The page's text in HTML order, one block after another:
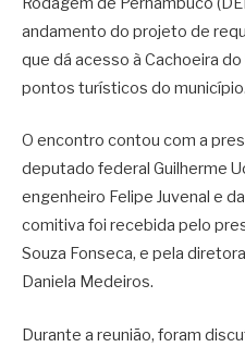
andamento do projeto de
que dá acesso à Cachoeira
pontos turísticos do município.
O encontro contou com a
deputado federal Guilherme
engenheiro Felipe Juvenal e
comitiva foi recebida pelo
Souza Fonseca, e pela
Daniela Medeiros.
Durante a reunião, foram